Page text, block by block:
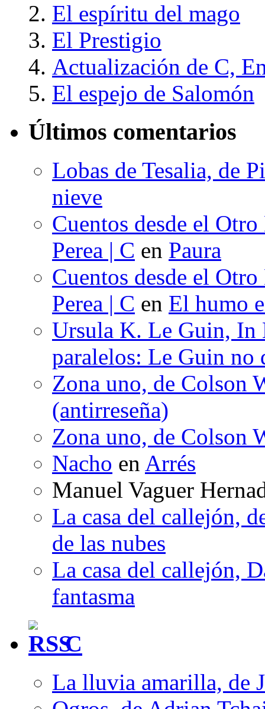
El espíritu del mago
El Prestigio
Actualización de C,
El espejo de Salomón
Últimos comentarios
Lobas de Tesalia, de
nieve
Cuentos desde el
Perea | C en Paura
Cuentos desde el
Perea | C en El humo
Ursula K. Le Guin, In
paralelos: Le Guin no
Zona uno, de Colson
(antirreseña)
Zona uno, de Colson
Nacho en Arrés
Manuel Vaguer
La casa del callejón,
de las nubes
La casa del callejón,
fantasma
C
La lluvia amarilla, de